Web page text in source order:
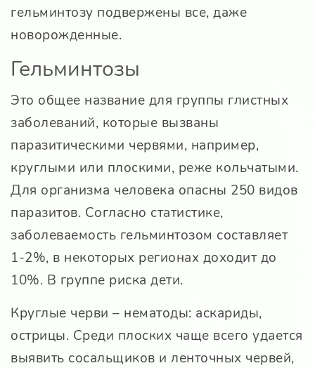
гельминтозу подвержены все, даже
новорожденные.
Гельминтозы
Это общее название для группы глистных
заболеваний, которые вызваны
паразитическими червями, например,
круглыми или плоскими, реже кольчатыми.
Для организма человека опасны 250 видов
паразитов. Согласно статистике,
заболеваемость гельминтозом составляет
1-2%, в некоторых регионах доходит до
10%. В группе риска дети.
Круглые черви – нематоды: аскариды,
острицы. Среди плоских чаще всего удается
выявить сосальщиков и ленточных червей,